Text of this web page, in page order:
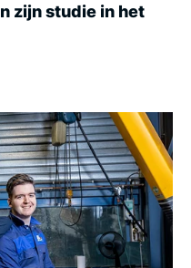
zijn studie in het